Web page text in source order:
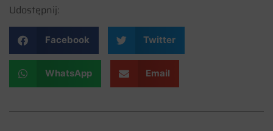
Udostępnij:
Facebook Twitter
WhatsApp Email